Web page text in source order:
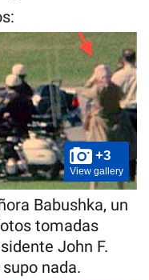
+3
View gallery
Babushka, un
tomadas
John F.
nada.